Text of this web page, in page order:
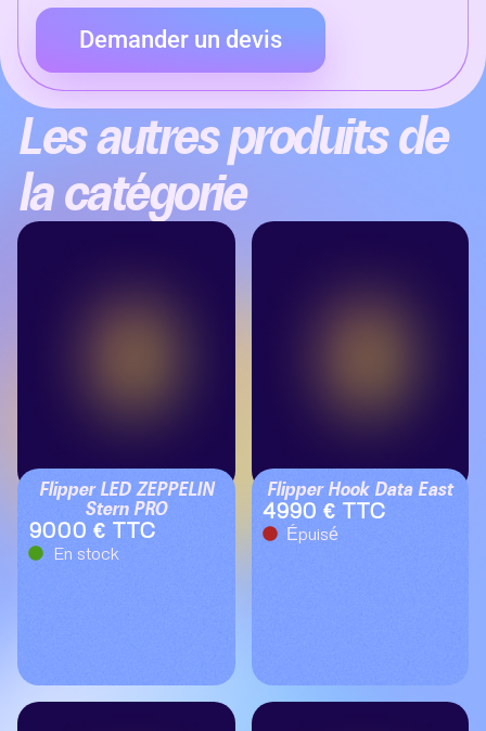
Demander un devis
Les autres produits de
la catégorie
Flipper LED ZEPPELIN
Stern PRO
9000 € TTC
En stock
Flipper Hook Data East
4990 € TTC
Épuisé